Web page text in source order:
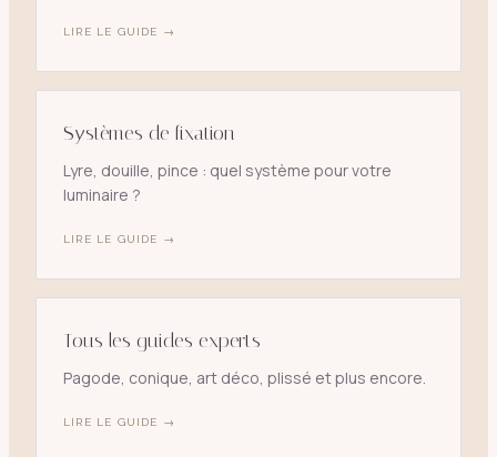
LIRE LE GUIDE →
Systèmes de fixation
Lyre, douille, pince : quel système pour votre
luminaire ?
LIRE LE GUIDE →
Tous les guides experts
Pagode, conique, art déco, plissé et plus encore.
LIRE LE GUIDE →